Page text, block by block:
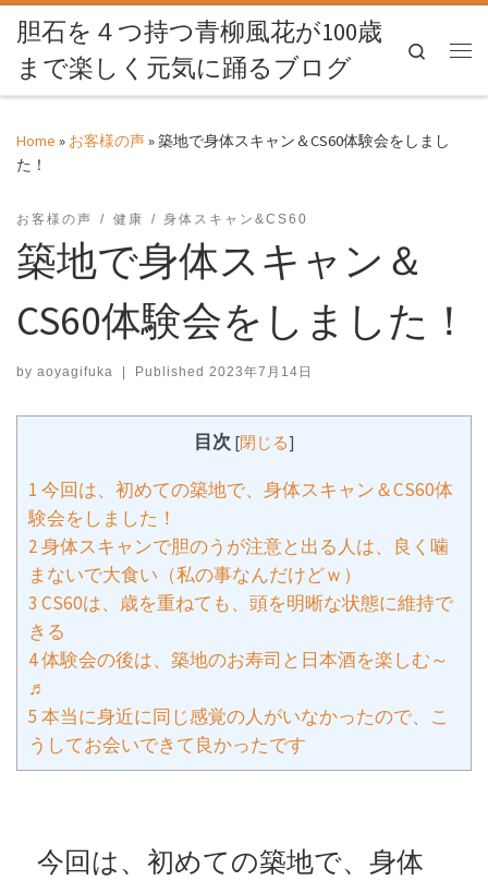
Skip to content
胆石を４つ持つ青柳風花が100歳
まで楽しく元気に踊るブログ
Search
Home » お客様の声»築地で身体スキャン＆CS60体験会をしまし
た！
お客様の声 健康 身体スキャン&CS60
築地で身体スキャン＆
CS60体験会をしました！
by aoyagifuka Published 2023年7月14日
目次 [閉じる]
1 今回は、初めての築地で、身体スキャン＆CS60体
験会をしました！
2身体スキャンで胆のうが注意と出る人は、良く噛
まないで大食い（私の事なんだけどｗ）
3 CS60は、歳を重ねても、頭を明晰な状態に維持で
きる
4体験会の後は、築地のお寿司と日本酒を楽しむ～
♬
5 本当に身近に同じ感覚の人がいなかったので、こ
うしてお会いできて良かったです
今回は、初めての築地で、身体